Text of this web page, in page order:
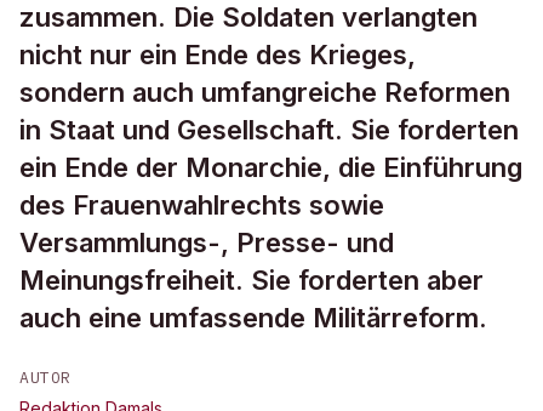
zusammen. Die Soldaten verlangten
nicht nur ein Ende des Krieges,
sondern auch umfangreiche Reformen
in Staat und Gesellschaft. Sie forderten
ein Ende der Monarchie, die Einführung
des Frauenwahlrechts sowie
Versammlungs-, Presse- und
Meinungsfreiheit. Sie forderten aber
auch eine umfassende Militärreform.
AUTOR